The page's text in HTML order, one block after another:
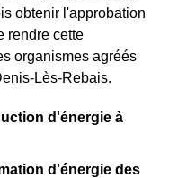
obtenir l'approbation
rendre cette
organismes agréés
Lès-Rebais.
d'énergie à
d'énergie des